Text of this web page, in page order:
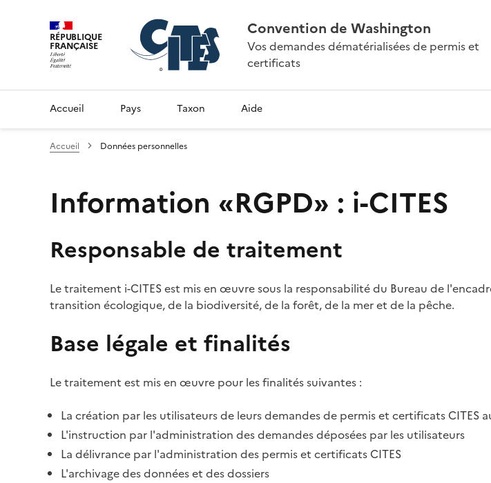
RÉPUBLIQUE
FRANÇAISE
Convention de Washington
Vos demandes dématérialisées de permis et
certificats
Accueil Pays Taxon Aide
Accueil Données personnelles
Information «RGPD» : i-CITES
Responsable de traitement
Le traitement i-CITES est mis en œuvre sous la responsabilité du Bureau de
transition écologique, de la biodiversité, de la forêt, de la mer et de la pêche.
Base légale et finalités
Le traitement est mis en œuvre pour les finalités suivantes :
La création par les utilisateurs de leurs demandes de permis et certificats CITES
L'instruction par l'administration des demandes déposées par les utilisateurs
La délivrance par l'administration des permis et certificats CITES
L'archivage des données et des dossiers